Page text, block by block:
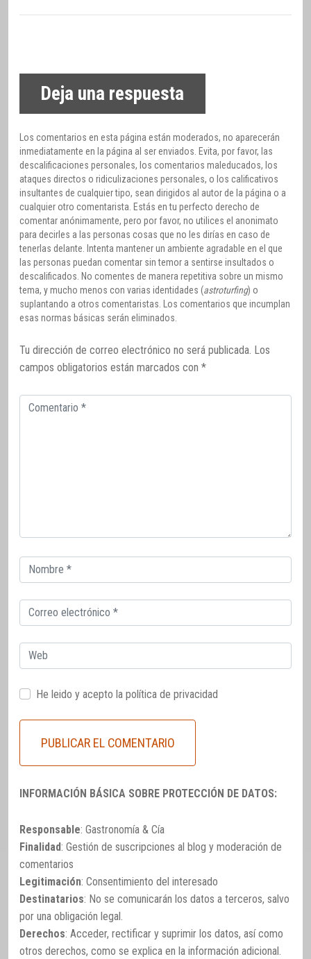
Deja una respuesta
Los comentarios en esta página están moderados, no aparecerán
inmediatamente en la página al ser enviados. Evita, por favor, las
descalificaciones personales, los comentarios maleducados, los
ataques directos o ridiculizaciones personales, o los calificativos
insultantes de cualquier tipo, sean dirigidos al autor de la página o a
cualquier otro comentarista. Estás en tu perfecto derecho de
comentar anónimamente, pero por favor, no utilices el anonimato
para decirles a las personas cosas que no les dirías en caso de
tenerlas delante. Intenta mantener un ambiente agradable en el que
las personas puedan comentar sin temor a sentirse insultados o
descalificados. No comentes de manera repetitiva sobre un mismo
tema, y mucho menos con varias identidades (astroturfing) o
suplantando a otros comentaristas. Los comentarios que incumplan
esas normas básicas serán eliminados.
Tu dirección de correo electrónico no será publicada. Los
campos obligatorios están marcados con *
Comentario
Correo
electrónico
Correo
electrónico
Web
He leido y acepto la política de privacidad
INFORMACIÓN BÁSICA SOBRE PROTECCIÓN DE DATOS:
Responsable: Gastronomía & Cía
Finalidad: Gestión de suscripciones al blog y moderación de
comentarios
Legitimación: Consentimiento del interesado
Destinatarios: No se comunicarán los datos a terceros, salvo
por una obligación legal.
Derechos: Acceder, rectificar y suprimir los datos, así como
otros derechos, como se explica en la información adicional.